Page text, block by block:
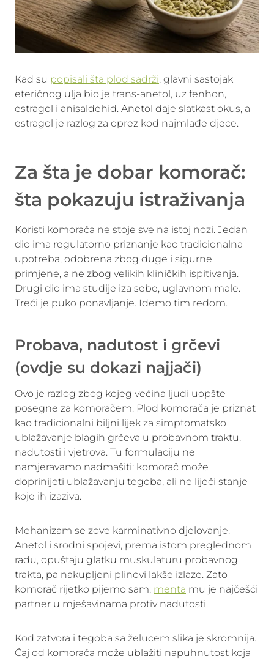
Kad su popisali šta plod sadrži, glavni sastojak
eteričnog ulja bio je trans-anetol, uz fenhon,
estragol i anisaldehid. Anetol daje slatkast okus, a
estragol je razlog za oprez kod najmlađe djece.
Za šta je dobar komorač:
šta pokazuju istraživanja
Koristi komorača ne stoje sve na istoj nozi. Jedan
dio ima regulatorno priznanje kao tradicionalna
upotreba, odobrena zbog duge i sigurne
primjene, a ne zbog velikih kliničkih ispitivanja.
Drugi dio ima studije iza sebe, uglavnom male.
Treći je puko ponavljanje. Idemo tim redom.
Probava, nadutost i grčevi
(ovdje su dokazi najjači)
Ovo je razlog zbog kojeg većina ljudi uopšte
posegne za komoračem. Plod komorača je priznat
kao tradicionalni biljni lijek za simptomatsko
ublažavanje blagih grčeva u probavnom traktu,
nadutosti i vjetrova. Tu formulaciju ne
namjeravamo nadmašiti: komorač može
doprinijeti ublažavanju tegoba, ali ne liječi stanje
koje ih izaziva.
Mehanizam se zove karminativno djelovanje.
Anetol i srodni spojevi, prema istom preglednom
radu, opuštaju glatku muskulaturu probavnog
trakta, pa nakupljeni plinovi lakše izlaze. Zato
komorač rijetko pijemo sam; menta mu je najčešći
partner u mješavinama protiv nadutosti.
Kod zatvora i tegoba sa želucem slika je skromnija.
Čaj od komorača može ublažiti napuhnutost koja